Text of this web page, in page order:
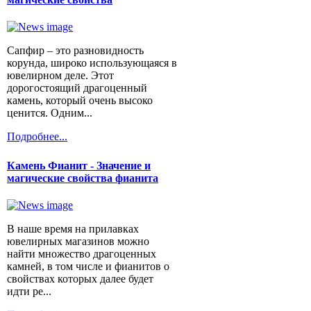
Сапфир – это разновидность
корунда, широко использующаяся в
ювелирном деле. Этот
дорогостоящий драгоценный
камень, который очень высоко
ценится. Одним...
Подробнее...
Камень Фианит - Значение и
магические свойства фианита
В наше время на прилавках
ювелирных магазинов можно
найти множество драгоценных
камней, в том числе и фианитов о
свойствах которых далее будет
идти ре...